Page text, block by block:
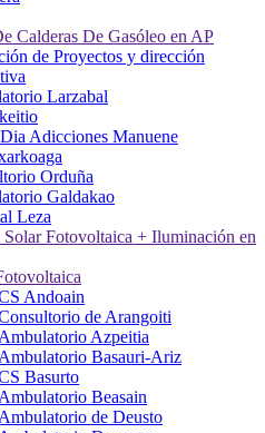
Calderas De Gasóleo en AP
de Proyectos y dirección
Larzabal
Adicciones Manuene
Orduña
Galdakao
Leza
Fotovoltaica + Iluminación en
Andoain
de Arangoiti
Ambulatorio Azpeitia
Ambulatorio Basauri-Ariz
Basurto
Ambulatorio Beasain
Ambulatorio de Deusto